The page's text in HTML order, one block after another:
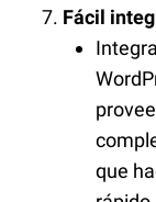
Fácil
que